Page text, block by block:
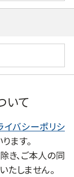
いて
イバシーポリシ
ます。
、ご本人の同
たしません。